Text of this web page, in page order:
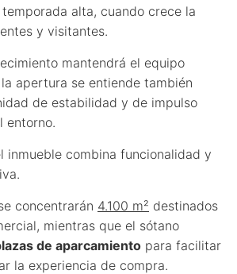
alta, cuando crece la
y visitantes.
mantendrá el equipo
apertura se entiende también
de estabilidad y de impulso
entorno.
inmueble combina funcionalidad y
concentrarán 4.100 m² destinados
mientras que el sótano
de aparcamiento para facilitar
la experiencia de compra.